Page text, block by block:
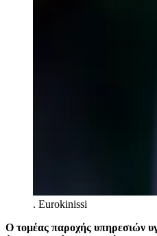
. Eurokinissi
Ο τομέας παροχής υπηρεσιών